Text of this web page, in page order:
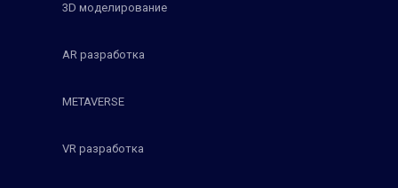
3D моделирование
AR разработка
METAVERSE
VR разработка